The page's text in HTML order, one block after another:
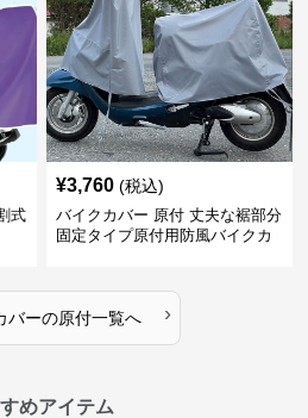
式
¥3,760 (税込)
バイクカバー 原付 丈夫な裾部分
固定タイプ原付用防風バイクカ
バーの原付一覧へ ›
めアイテム